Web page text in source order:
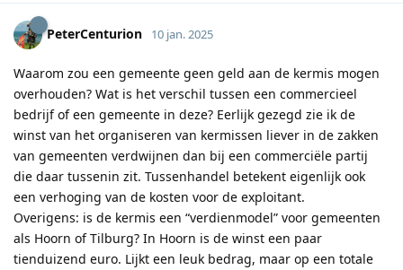
PeterCenturion 10 jan. 2025
Waarom zou een gemeente geen geld aan de kermis mogen
overhouden? Wat is het verschil tussen een commercieel
bedrijf of een gemeente in deze? Eerlijk gezegd zie ik de
winst van het organiseren van kermissen liever in de zakken
van gemeenten verdwijnen dan bij een commerciële partij
die daar tussenin zit. Tussenhandel betekent eigenlijk ook
een verhoging van de kosten voor de exploitant.
Overigens: is de kermis een “verdienmodel” voor gemeenten
als Hoorn of Tilburg? In Hoorn is de winst een paar
tienduizend euro. Lijkt een leuk bedrag, maar op een totale